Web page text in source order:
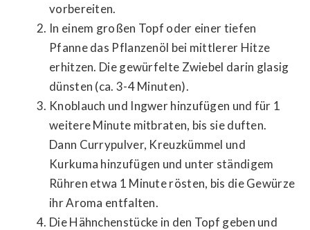
vorbereiten.
In einem großen Topf oder einer tiefen
Pfanne das Pflanzenöl bei mittlerer Hitze
erhitzen. Die gewürfelte Zwiebel darin glasig
dünsten (ca. 3-4 Minuten).
Knoblauch und Ingwer hinzufügen und für 1
weitere Minute mitbraten, bis sie duften.
Dann Currypulver, Kreuzkümmel und
Kurkuma hinzufügen und unter ständigem
Rühren etwa 1 Minute rösten, bis die Gewürze
ihr Aroma entfalten.
Die Hähnchenstücke in den Topf geben und